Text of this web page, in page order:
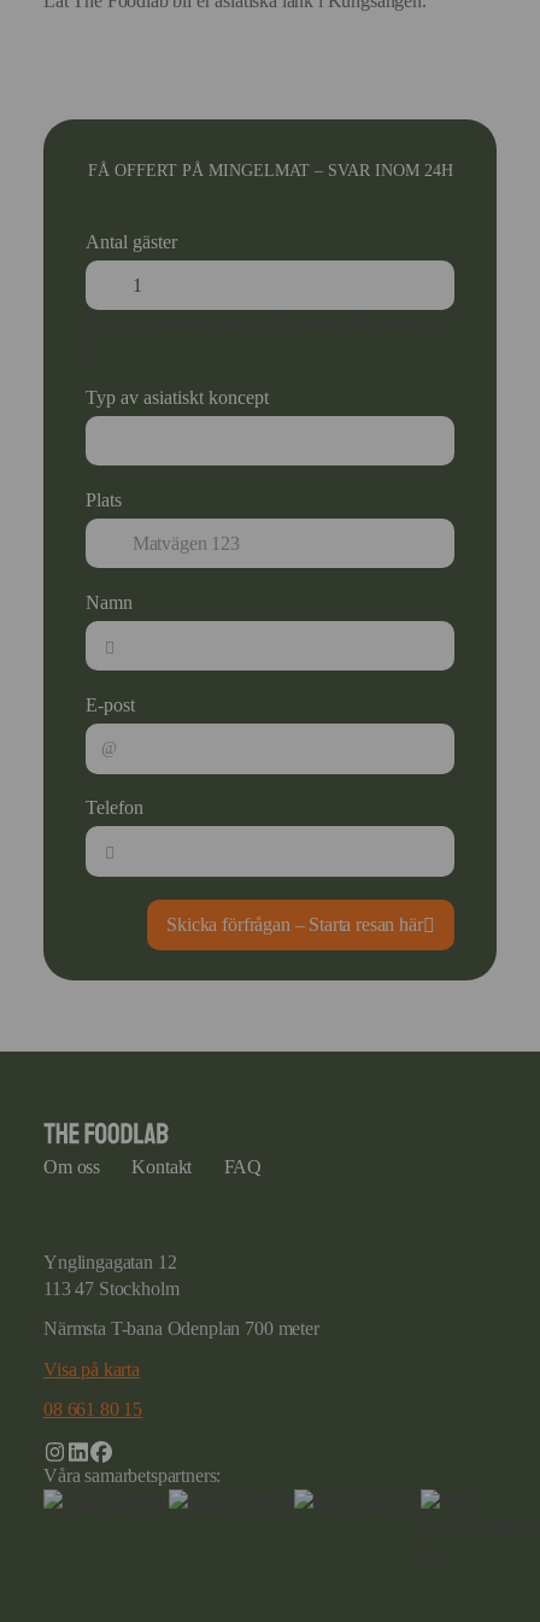
FÅ OFFERT PÅ MINGELMAT – SVAR INOM 24H
Antal gäster
Typ av asiatiskt koncept
Plats
Namn
E-post
Telefon
Skicka förfrågan – Starta resan här
Om oss Kontakt FAQ
Ynglingagatan 12
113 47 Stockholm
Närmsta T-bana Odenplan 700 meter
Visa på karta
08 661 80 15
Våra samarbetspartners: